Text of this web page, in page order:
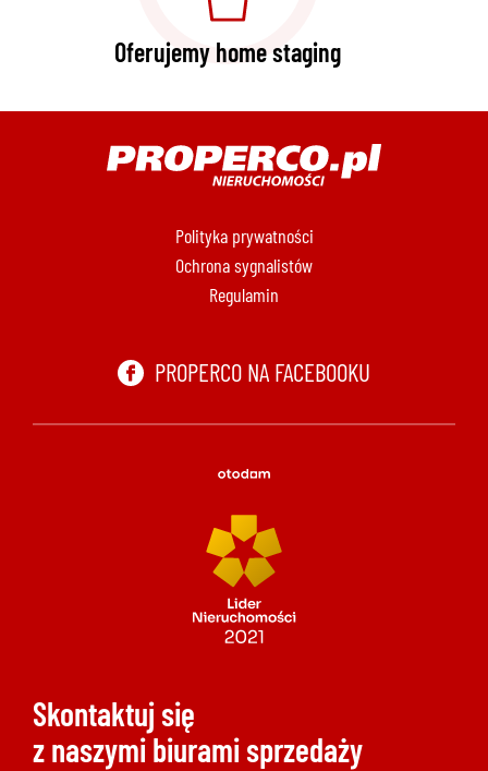
Oferujemy home staging
Polityka prywatności
Ochrona sygnalistów
Regulamin
PROPERCO NA FACEBOOKU
Skontaktuj się
z naszymi biurami sprzedaży